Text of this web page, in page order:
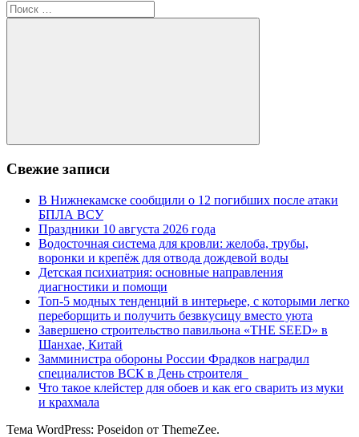
Поиск
для:
Поиск
Свежие записи
В Нижнекамске сообщили о 12 погибших после атаки
БПЛА ВСУ
Праздники 10 августа 2026 года
Водосточная система для кровли: желоба, трубы,
воронки и крепёж для отвода дождевой воды
Детская психиатрия: основные направления
диагностики и помощи
Топ-5 модных тенденций в интерьере, с которыми легко
переборщить и получить безвкусицу вместо уюта
Завершено строительство павильона «THE SEED» в
Шанхае, Китай
Замминистра обороны России Фрадков наградил
специалистов ВСК в День строителя
Что такое клейстер для обоев и как его сварить из муки
и крахмала
Тема WordPress: Poseidon от ThemeZee.